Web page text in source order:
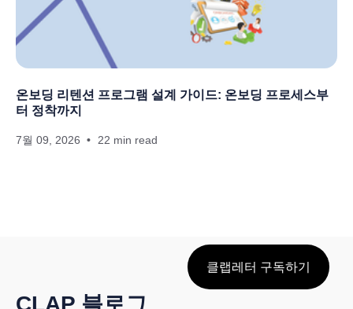
온보딩 리텐션 프로그램 설계 가이드: 온보딩 프로세스부
터 정착까지
7월 09, 2026 22 min read
CLAP 블로그
클랩레터 구독하기